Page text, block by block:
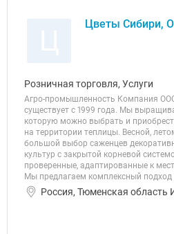
Цветы Сибири,
Розничная торговля, Услуги
Агро-промышленность Компания
существует с 1999 года. Мы
которую можно выбрать и
на территории теплицы. Весной,
большой выбор саженцев
культур с закрытой корневой
проверенные, адаптированные к
Мы предлагаем комплексный подход
Россия, Тюменская область